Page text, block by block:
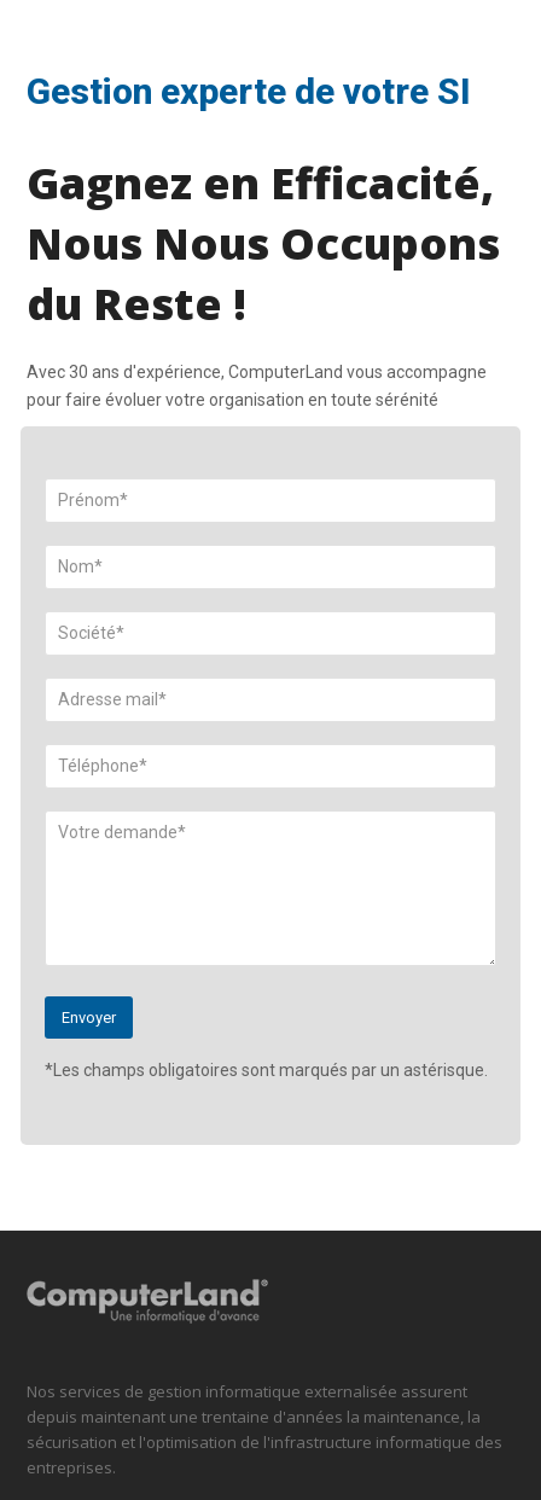
Gestion experte de votre SI
Gagnez en Efficacité,
Nous Nous Occupons
du Reste !
Avec 30 ans d'expérience, ComputerLand vous accompagne
pour faire évoluer votre organisation en toute sérénité
*Les champs obligatoires sont marqués par un astérisque.
Nos services de gestion informatique externalisée assurent
depuis maintenant une trentaine d'années la maintenance, la
sécurisation et l'optimisation de l'infrastructure informatique des
entreprises.